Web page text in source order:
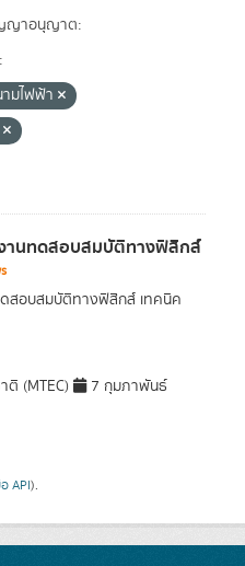
ญาอนุญาต:
มไฟฟ้า
านทดสอบสมบัติทางฟิสิกส์
สอบสมบัติทางฟิสิกส์ เทคนิค
ติ (MTEC)
7 กุมภาพันธ์
API).